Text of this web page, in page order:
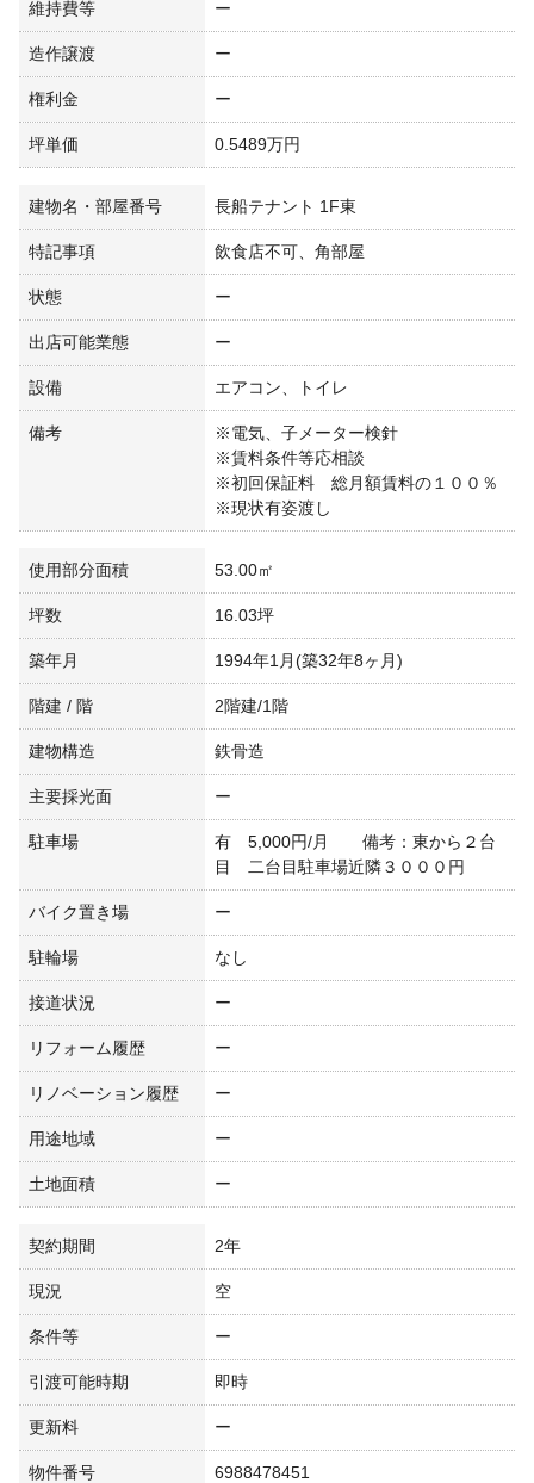
維持費等 ー
造作譲渡 ー
権利金 ー
坪単価 0.5489万円
建物名・部屋番号 長船テナント 1F東
特記事項 飲食店不可、角部屋
状態 ー
出店可能業態 ー
設備 エアコン、トイレ
備考
※電気、子メーター検針
※賃料条件等応相談
※初回保証料 総月額賃料の１００％
※現状有姿渡し
使用部分面積 53.00㎡
坪数 16.03坪
築年月 1994年1月(築32年8ヶ月)
階建 / 階 2階建/1階
建物構造 鉄骨造
主要採光面 ー
駐車場
有 5,000円/月 備考：東から２台
目 二台目駐車場近隣３０００円
バイク置き場 ー
駐輪場 なし
接道状況 ー
リフォーム履歴 ー
リノベーション履歴 ー
用途地域 ー
土地面積 ー
契約期間 2年
現況 空
条件等 ー
引渡可能時期 即時
更新料 ー
物件番号 6988478451